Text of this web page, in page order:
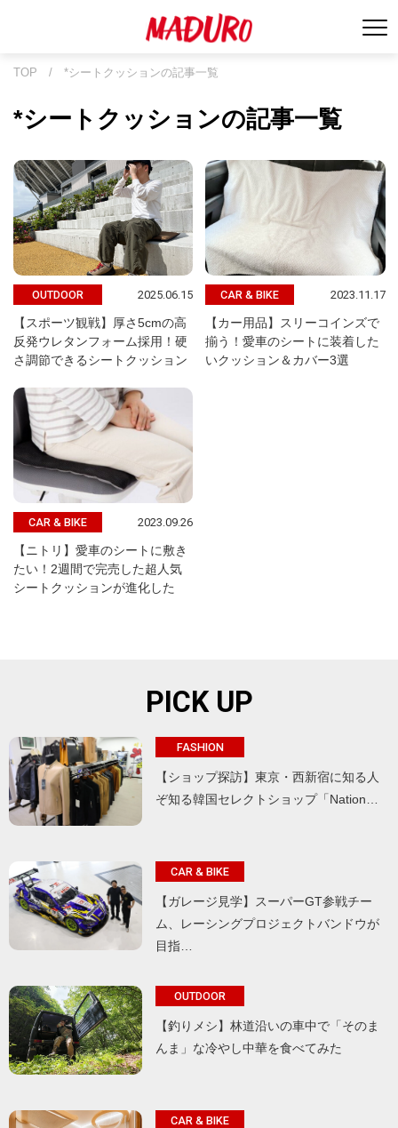
TOP / *シートクッションの記事一覧
*シートクッションの記事一覧
OUTDOOR 2025.06.15
【スポーツ観戦】厚さ5cmの高
反発ウレタンフォーム採用！硬
さ調節できるシートクッション
CAR & BIKE 2023.11.17
【カー用品】スリーコインズで
揃う！愛車のシートに装着した
いクッション＆カバー3選
CAR & BIKE 2023.09.26
【ニトリ】愛車のシートに敷き
たい！2週間で完売した超人気
シートクッションが進化した
PICK UP
FASHION
【ショップ探訪】東京・西新宿に知る人
ぞ知る韓国セレクトショップ「Nation…
CAR & BIKE
【ガレージ見学】スーパーGT参戦チー
ム、レーシングプロジェクトバンドウが
目指…
OUTDOOR
【釣りメシ】林道沿いの車中で「そのま
んま」な冷やし中華を食べてみた
CAR & BIKE